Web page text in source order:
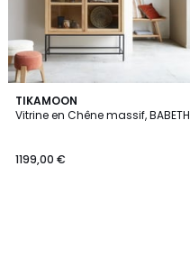
TIKAMOON
Vitrine en Chêne massif, BABETH
1199,00 €